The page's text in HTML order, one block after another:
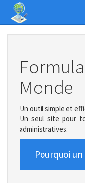
Monde
Un outil simple et
Un seul site pour
administratives.
Pourquoi